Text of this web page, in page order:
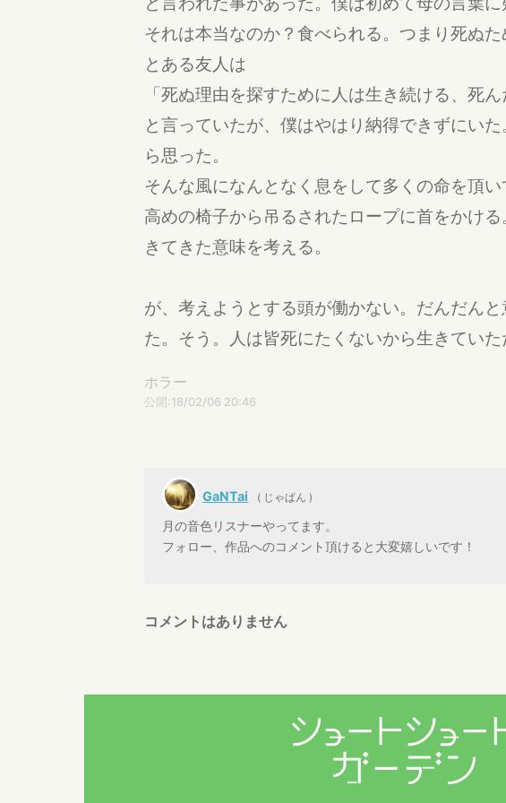
それは本当なのか？食べられる。つまり死ぬ
とある友人は
「死ぬ理由を探すために人は生き続ける、死
と言っていたが、僕はやはり納得できずにい
ら思った。
そんな風になんとなく息をして多くの命を頂
高めの椅子から吊るされたロープに首をかけ
きてきた意味を考える。
が、考えようとする頭が働かない。だんだん
た。そう。人は皆死にたくないから生きていた
ホラー
公開:18/02/06 20:46
GaNTai ( じゃぱん )
月の音色リスナーやってます。
フォロー、作品へのコメント頂けると大変嬉しいです！
コメントはありません